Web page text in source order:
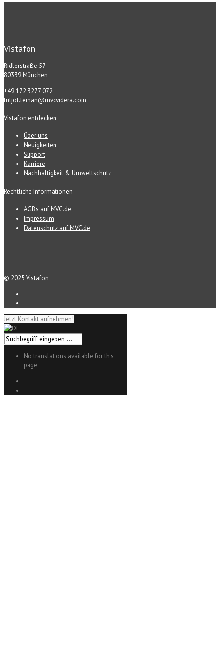
Vistafon
Ridlerstraße 57
80339 München
+49 172 3277 072
fritjof.leman@mvcvidera.com
Vistafon entdecken
Über uns
Neuigkeiten
Support
Karriere
Nachhaltigkeit & Umweltschutz
Rechtliche Informationen
AGBs auf MVC.de
Impressum
Datenschutz auf MVC.de
© 2025 Vistafon
Jetzt Kontakt aufnehmen!
No translations available for this
page